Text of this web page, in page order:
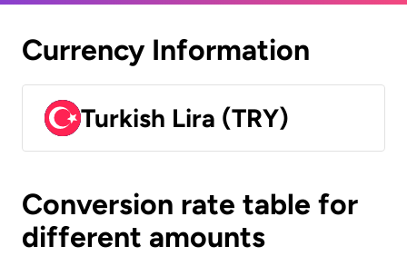
Currency Information
Turkish Lira (TRY)
Conversion rate table for
different amounts